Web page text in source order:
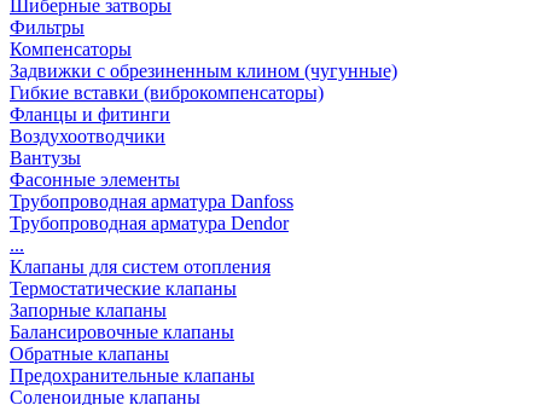
Шиберные затворы
Фильтры
Компенсаторы
Задвижки с обрезиненным клином (чугунные)
Гибкие вставки (виброкомпенсаторы)
Фланцы и фитинги
Воздухоотводчики
Вантузы
Фасонные элементы
Трубопроводная арматура Danfoss
Трубопроводная арматура Dendor
...
Клапаны для систем отопления
Термостатические клапаны
Запорные клапаны
Балансировочные клапаны
Обратные клапаны
Предохранительные клапаны
Соленоидные клапаны